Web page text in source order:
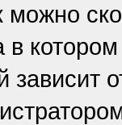
можно
зависит